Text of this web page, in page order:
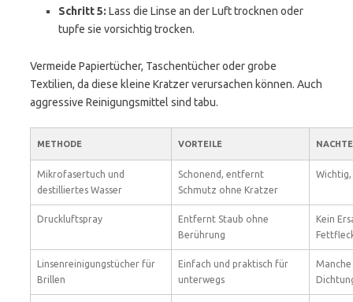
Schritt 5: Lass die Linse an der Luft trocknen oder
tupfe sie vorsichtig trocken.
Vermeide Papiertücher, Taschentücher oder grobe
Textilien, da diese kleine Kratzer verursachen können. Auch
aggressive Reinigungsmittel sind tabu.
METHODE VORTEILE
Mikrofasertuch und
destilliertes Wasser
Schonend, entfernt
Schmutz ohne Kratzer
Wichtig,
Druckluftspray
Entfernt Staub ohne
Berührung
Kein
Linsenreinigungstücher für
Brillen
Einfach und praktisch für
unterwegs